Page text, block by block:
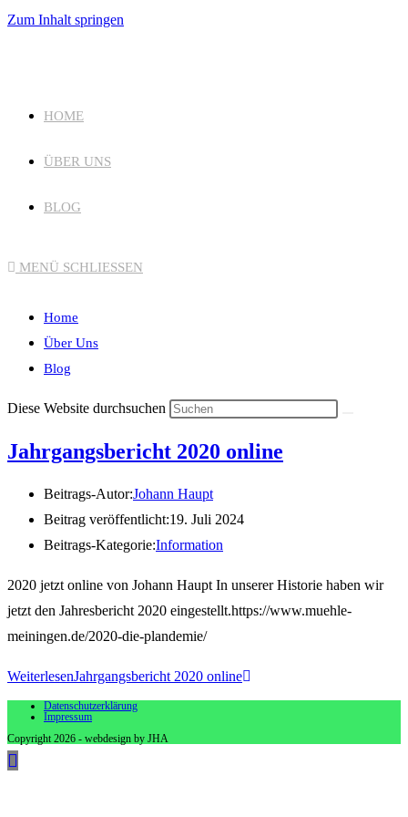
Zum Inhalt springen
HOME
ÜBER UNS
BLOG
MENÜ SCHLIESSEN
Home
Über Uns
Blog
Diese Website durchsuchen
Jahrgangsbericht 2020 online
Beitrags-Autor:Johann Haupt
Beitrag veröffentlicht:19. Juli 2024
Beitrags-Kategorie:Information
2020 jetzt online von Johann Haupt In unserer Historie haben wir
jetzt den Jahresbericht 2020 eingestellt.https://www.muehle-
meiningen.de/2020-die-plandemie/
WeiterlesenJahrgangsbericht 2020 online
Datenschutzerklärung
Impressum
Copyright 2026 - webdesign by JHA